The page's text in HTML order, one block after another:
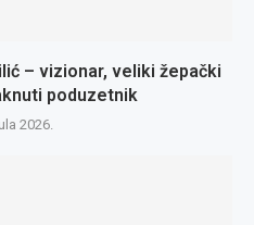
– vizionar, veliki žepački
poduzetnik
2026.